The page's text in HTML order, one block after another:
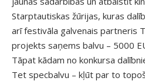
Starptautiskas žūrijas, kuras
arī festivāla galvenais partneris
projekts saņems balvu – 5000
Tāpat kādam no konkursa
Tet specbalvu – kļūt par to